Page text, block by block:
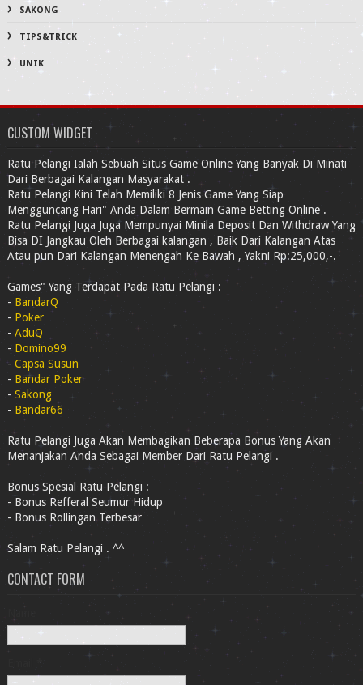
SAKONG
TIPS&TRICK
UNIK
CUSTOM WIDGET
Ratu Pelangi Ialah Sebuah Situs Game Online Yang Banyak Di Minati
Dari Berbagai Kalangan Masyarakat .
Ratu Pelangi Kini Telah Memiliki 8 Jenis Game Yang Siap
Mengguncang Hari" Anda Dalam Bermain Game Betting Online .
Ratu Pelangi Juga Juga Mempunyai Minila Deposit Dan Withdraw Yang
Bisa DI Jangkau Oleh Berbagai kalangan , Baik Dari Kalangan Atas
Atau pun Dari Kalangan Menengah Ke Bawah , Yakni Rp:25,000,-.
Games" Yang Terdapat Pada Ratu Pelangi :
- BandarQ
- Poker
- AduQ
- Domino99
- Capsa Susun
- Bandar Poker
- Sakong
- Bandar66
Ratu Pelangi Juga Akan Membagikan Beberapa Bonus Yang Akan
Menanjakan Anda Sebagai Member Dari Ratu Pelangi .
Bonus Spesial Ratu Pelangi :
- Bonus Refferal Seumur Hidup
- Bonus Rollingan Terbesar
Salam Ratu Pelangi . ^^
CONTACT FORM